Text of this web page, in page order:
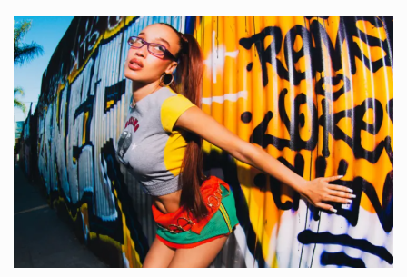
PRESENTA
SU
INTERPRETACIÓN
DE
ESTUDIO:
‘ES
UN
HOMENAJE
A
MIS
RAÍCES’